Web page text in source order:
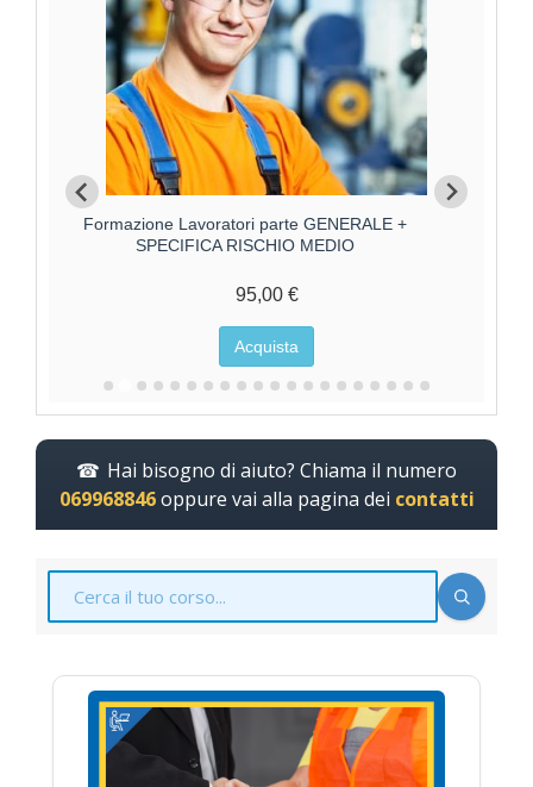
Formazione Lavoratori parte GENERALE +
SPECIFICA RISCHIO ALTO
125,00 €
Acquista
Hai bisogno di aiuto? Chiama il numero
069968846oppure vai alla pagina dei contatti